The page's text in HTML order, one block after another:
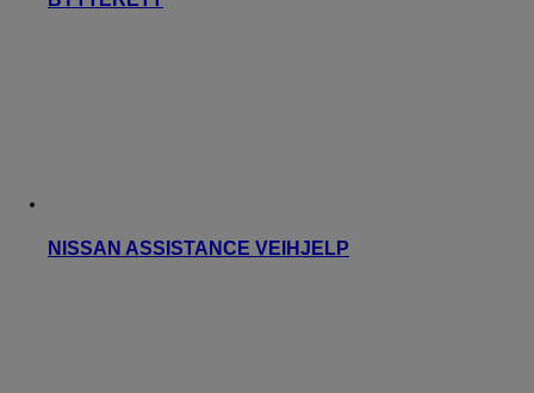
NISSAN ASSISTANCE VEIHJELP